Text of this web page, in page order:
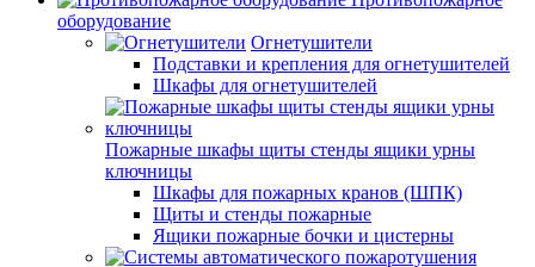
оборудование
Огнетушители
Подставки и крепления для огнетушителей
Шкафы для огнетушителей
Пожарные шкафы щиты стенды ящики урны
ключницы
Шкафы для пожарных кранов (ШПК)
Щиты и стенды пожарные
Ящики пожарные бочки и цистерны